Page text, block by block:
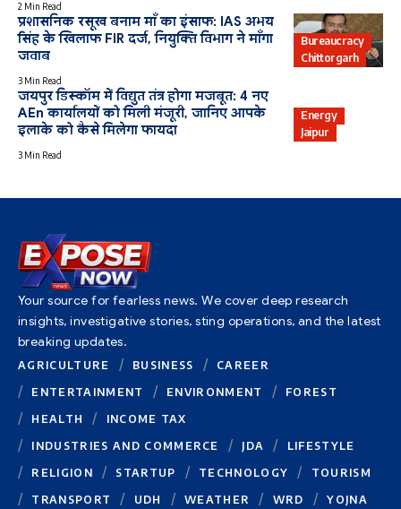
2 Min Read
Bureaucracy
Chittorgarh
प्रशासनिक रसूख बनाम माँ का इंसाफ: IAS अभय
सिंह के खिलाफ FIR दर्ज, नियुक्ति विभाग ने माँगा
जवाब
3 Min Read
Energy
Jaipur
जयपुर डिस्कॉम में विद्युत तंत्र होगा मजबूत: 4 नए
AEn कार्यालयों को मिली मंजूरी, जानिए आपके
इलाके को कैसे मिलेगा फायदा
3 Min Read
Your source for fearless news. We cover deep research
insights, investigative stories, sting operations, and the latest
breaking updates.
AGRICULTURE BUSINESS
CAREER
ENTERTAINMENT
ENVIRONMENT
FOREST
HEALTH
INCOME TAX
INDUSTRIES AND COMMERCE
JDA
LIFESTYLE
RELIGION
STARTUP TECHNOLOGY
TOURISM
TRANSPORT
UDH WEATHER WRD
YOJNA